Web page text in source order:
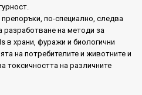
по-специално, следва
разработване на методи за
в храни, фуражи и биологични
на потребителите и животните и
токсичността на различните